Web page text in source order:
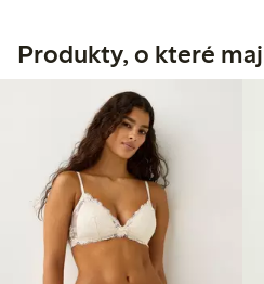
Produkty, o které